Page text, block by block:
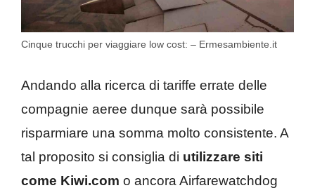
Cinque trucchi per viaggiare low cost: – Ermesambiente.it
Andando alla ricerca di tariffe errate delle
compagnie aeree dunque sarà possibile
risparmiare una somma molto consistente. A
tal proposito si consiglia di utilizzare siti
come Kiwi.com o ancora Airfarewatchdog